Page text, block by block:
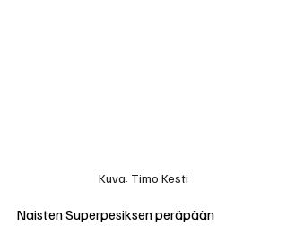
Kuva: Timo Kesti
Naisten Superpesiksen peräpään